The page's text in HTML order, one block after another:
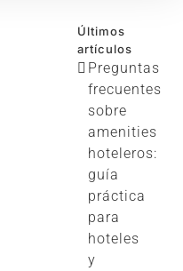
Últimos
artículos
Preguntas
frecuentes
sobre
amenities
hoteleros:
guía
práctica
para
hoteles
y